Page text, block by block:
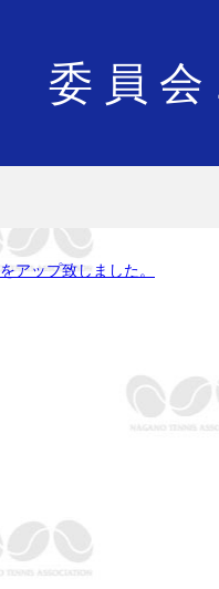
委員
アップ致しました。